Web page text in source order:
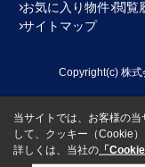
お気に入り物件 閲覧
サイトマップ
Copyright(c) 株
当サイトでは、お客様の
して、クッキー（Cookie）
詳しくは、当社の 「